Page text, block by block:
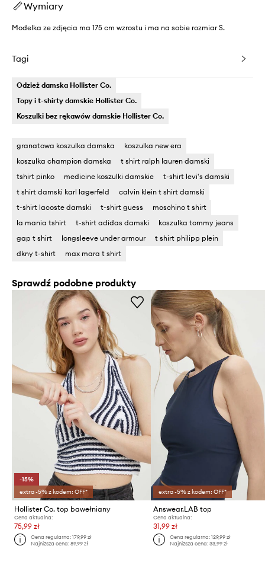
Wymiary
Modelka ze zdjęcia ma 175 cm wzrostu i ma na sobie rozmiar S.
Tagi
Odzież damska Hollister Co.
Topy i t-shirty damskie Hollister Co.
Koszulki bez rękawów damskie Hollister Co.
granatowa koszulka damska
koszulka new era
koszulka champion damska
t shirt ralph lauren damski
tshirt pinko
medicine koszulki damskie
t-shirt levi's damski
t shirt damski karl lagerfeld
calvin klein t shirt damski
t-shirt lacoste damski
t-shirt guess
moschino t shirt
la mania tshirt
t-shirt adidas damski
koszulka tommy jeans
gap t shirt
longsleeve under armour
t shirt philipp plein
dkny t-shirt
max mara t shirt
Sprawdź podobne produkty
-15%
extra -5% z kodem: OFF*
Hollister Co. top bawełniany
Cena aktualna:
75,99 zł
Cena regularna:179,99 zł
Najniższa cena:89,99 zł
extra -5% z kodem: OFF*
Answear.LAB top
Cena aktualna:
31,99 zł
Cena regularna: 129,99 zł
Najniższa cena: 33,99 zł